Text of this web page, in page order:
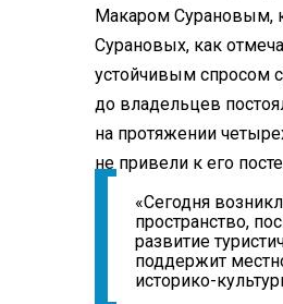
Макаром Сурановым,
Сурановых, как
устойчивым спросом
до владельцев
на протяжении
не привели к его
«Сегодня
пространство,
развитие
поддержит
историко-